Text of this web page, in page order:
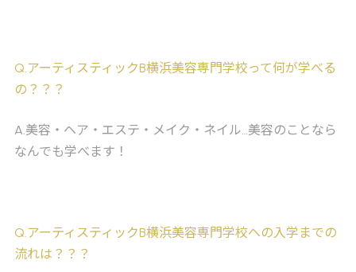
Q.アーティスティックB横浜美容専門学校って何が学べる
の？？？
A.美容・ヘア・エステ・メイク・ネイル…美容のことなら
なんでも学べます！
Q.アーティスティックB横浜美容専門学校への入学までの
流れは？？？